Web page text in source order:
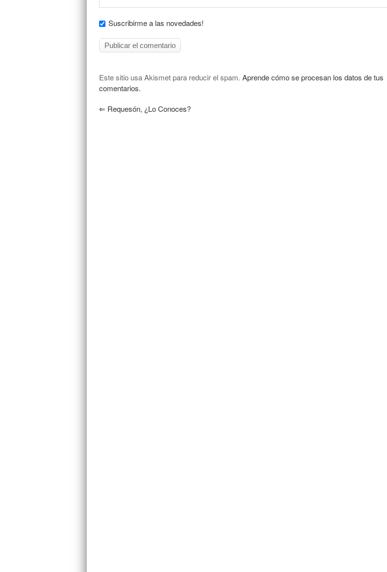
Suscribirme a las novedades!
Este sitio usa Akismet para reducir el spam. Aprende cómo se procesan los datos de tus
comentarios.
⇐ Requesón, ¿lo Conoces?